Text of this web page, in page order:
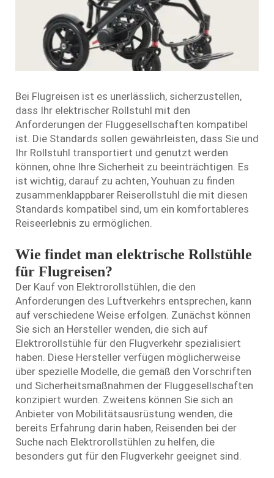
Bei Flugreisen ist es unerlässlich, sicherzustellen,
dass Ihr elektrischer Rollstuhl mit den
Anforderungen der Fluggesellschaften kompatibel
ist. Die Standards sollen gewährleisten, dass Sie und
Ihr Rollstuhl transportiert und genutzt werden
können, ohne Ihre Sicherheit zu beeinträchtigen. Es
ist wichtig, darauf zu achten, Youhuan zu finden
zusammenklappbarer Reiserollstuhl die mit diesen
Standards kompatibel sind, um ein komfortableres
Reiseerlebnis zu ermöglichen.
Wie findet man elektrische Rollstühle
für Flugreisen?
Der Kauf von Elektrorollstühlen, die den
Anforderungen des Luftverkehrs entsprechen, kann
auf verschiedene Weise erfolgen. Zunächst können
Sie sich an Hersteller wenden, die sich auf
Elektrorollstühle für den Flugverkehr spezialisiert
haben. Diese Hersteller verfügen möglicherweise
über spezielle Modelle, die gemäß den Vorschriften
und Sicherheitsmaßnahmen der Fluggesellschaften
konzipiert wurden. Zweitens können Sie sich an
Anbieter von Mobilitätsausrüstung wenden, die
bereits Erfahrung darin haben, Reisenden bei der
Suche nach Elektrorollstühlen zu helfen, die
besonders gut für den Flugverkehr geeignet sind.